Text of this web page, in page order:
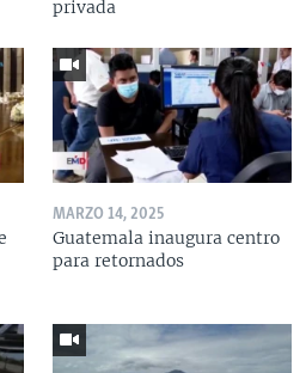
privada
MARZO 14, 2025
Guatemala inaugura centro
para retornados